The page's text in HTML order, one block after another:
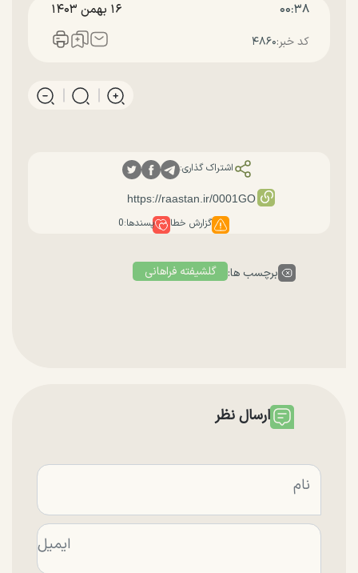
۰۰:۳۸ ۱۶ بهمن ۱۴۰۳
کد خبر:۴۸۶۰
اشتراک گذاری:
گزارش خطا پسندها:0
برچسب ها: گلشیفته فراهانی
ارسال نظر